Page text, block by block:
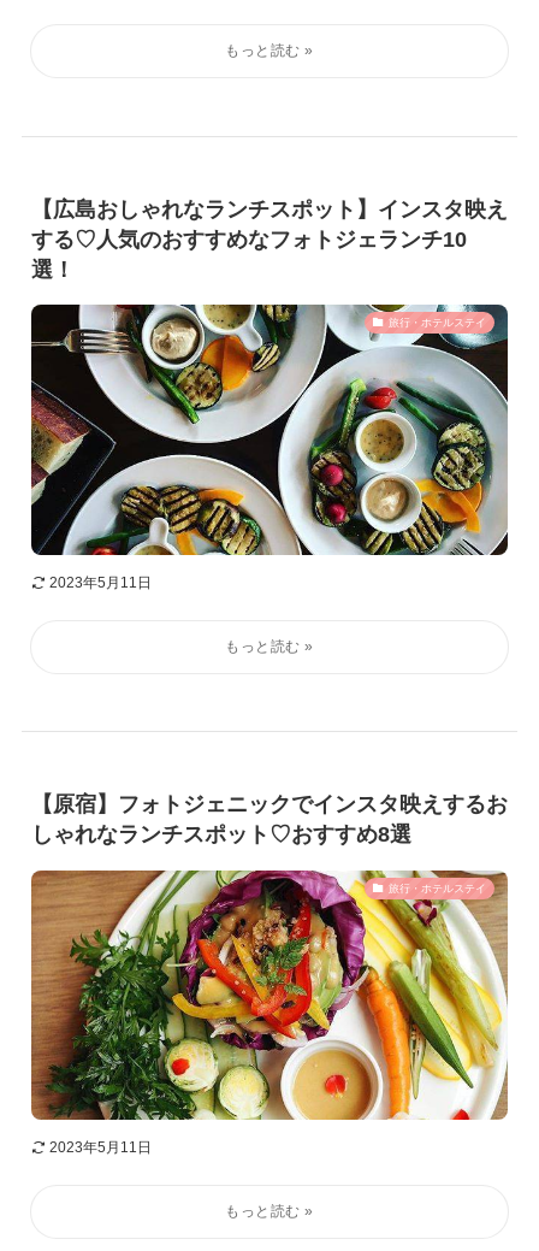
【広島おしゃれなランチスポット】インスタ映え
する♡人気のおすすめなフォトジェランチ10
選！
旅行・ホテルステイ
2023年5月11日
【原宿】フォトジェニックでインスタ映えするお
しゃれなランチスポット♡おすすめ8選
旅行・ホテルステイ
2023年5月11日